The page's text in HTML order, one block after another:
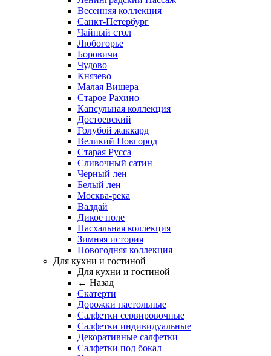
Весенняя коллекция
Санкт-Петербург
Чайный стол
Любогорье
Боровичи
Чудово
Князево
Малая Вишера
Старое Рахино
Капсульная коллекция
Достоевский
Голубой жаккард
Великий Новгород
Старая Русса
Сливочный сатин
Черный лен
Белый лен
Москва-река
Валдай
Дикое поле
Пасхальная коллекция
Зимняя история
Новогодняя коллекция
Для кухни и гостиной
Для кухни и гостиной
← Назад
Скатерти
Дорожки настольные
Салфетки сервировочные
Салфетки индивидуальные
Декоративные салфетки
Салфетки под бокал